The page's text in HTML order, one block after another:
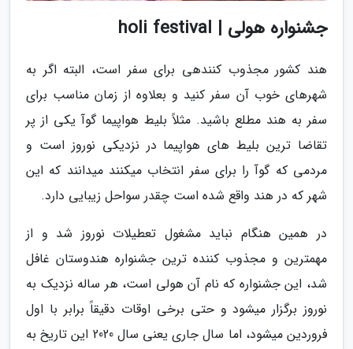
جشنواره هولی | holi festival
هند کشور مجذوب کنندهی برای سفر است، البته اگر به
شهرهای خوب آن سفر کنید و بعلاوه از زمان مناسب برای
سفر به هند مطلع باشید. مثلاً بلیط هواپیما گوآ یکی از پر
تقاضا ترین بلیط های هواپیما در نزدیکی نوروز است و
مردمی که گوآ را برای سفر انتخاب میکنند میدانند که این
شهر که در هند واقع شده است چقدر سواحل زیبایی دارد.
در همین هنگام نباید مشغول تعطیلات نوروز شد و از
مهمترین و مجذوب کننده ترین جشنواره هندوستان غافل
شد، این جشنواره که نام آن هولی است، هر ساله نزدیک به
نوروز برگزار میشود و حتی برخی اوقات دقیقاً برابر با اول
فروردین میشود، اما سال جاری یعنی سال 2020 این تاریخ به